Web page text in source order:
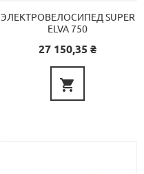
ЭЛЕКТРОВЕЛОСИПЕД SUPER
ELVA 750
Цена
27 150,35 ₴
